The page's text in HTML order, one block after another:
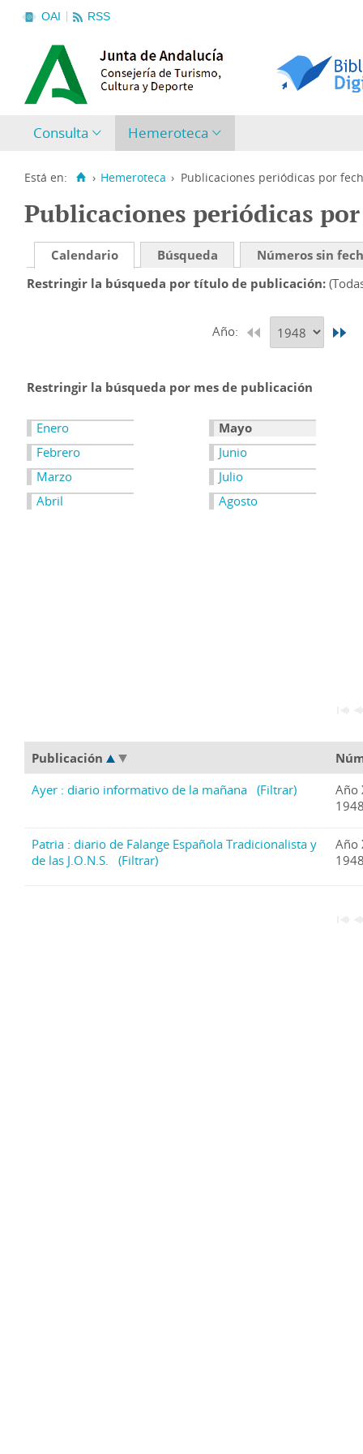
OAI RSS
Consulta Hemeroteca
Está en: › Hemeroteca › Publicaciones periódicas por
Publicaciones periódicas
Calendario Búsqueda
Números sin
Restringir la búsqueda por título de publicación
Año:
Restringir la búsqueda por mes de publicación
Enero
Febrero
Marzo
Abril
Mayo
Junio
Julio
Agosto
Publicación
Ayer : diario informativo de la mañana (Filtrar)
Año
Patria : diario de Falange Española Tradicionalista y
de las J.O.N.S.
(Filtrar)
Año